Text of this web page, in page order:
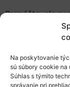
Na poskytovanie
sú súbory cookie na
Súhlas s týmito
správanie pri
Prepáčte, ale